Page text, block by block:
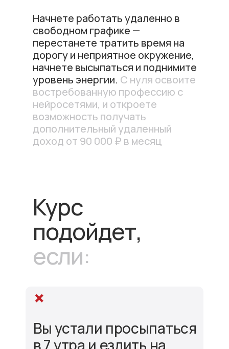
Начнете работать удаленно в
свободном графике —
перестанете тратить время на
дорогу и неприятное окружение,
начнете высыпаться и поднимите
уровень энергии. С нуля освоите
востребованную профессию с
нейросетями, и откроете
возможность получать
дополнительный удаленный
доход от 90 000 ₽ в месяц
Курс
подойдет,
если:
Вы устали просыпаться
в 7 утра и ездить на